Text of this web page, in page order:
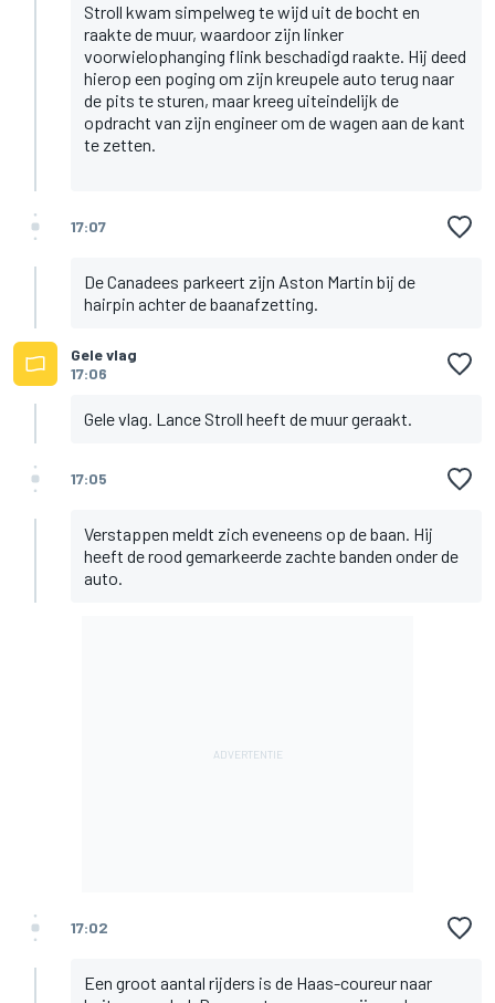
Stroll kwam simpelweg te wijd uit de bocht en
raakte de muur, waardoor zijn linker
voorwielophanging flink beschadigd raakte. Hij deed
hierop een poging om zijn kreupele auto terug naar
de pits te sturen, maar kreeg uiteindelijk de
opdracht van zijn engineer om de wagen aan de kant
te zetten.
17:07
De Canadees parkeert zijn Aston Martin bij de
hairpin achter de baanafzetting.
Gele vlag
17:06
Gele vlag. Lance Stroll heeft de muur geraakt.
17:05
Verstappen meldt zich eveneens op de baan. Hij
heeft de rood gemarkeerde zachte banden onder de
auto.
17:02
Een groot aantal rijders is de Haas-coureur naar